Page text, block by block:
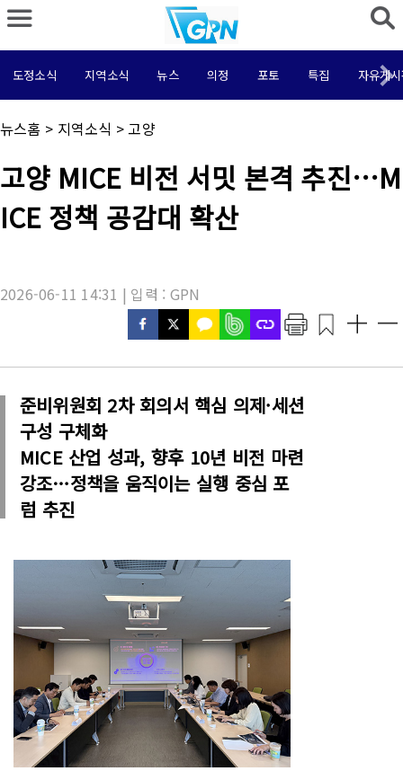
도정소식 지역소식 뉴스 의정 포토 특집 자유게
채
널
뉴스홈 > 지역소식 >고양
기
사
목
고양 MICE 비전 서밋 본격 추진…M
ICE 정책 공감대 확산
2026-06-11 14:31 | 입력 : GPN
준비위원회 2차 회의서 핵심 의제·세션
구성 구체화
MICE 산업 성과, 향후 10년 비전 마련
강조…정책을 움직이는 실행 중심 포
럼 추진